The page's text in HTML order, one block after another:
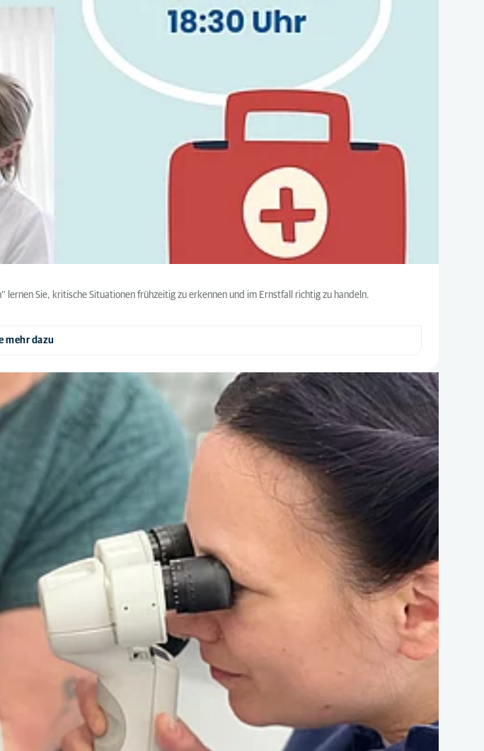
Sie, kritische Situationen frühzeitig zu erkennen und im Ernstfall richtig zu handeln.
mehr dazu